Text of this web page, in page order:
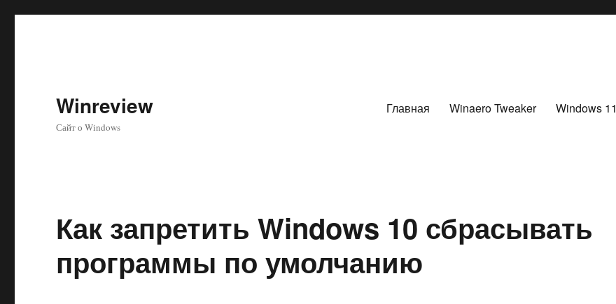
Winreview
Сайт о Windows
Главная Winaero Tweaker Windows 11
Как запретить Windows 10 сбрасывать
программы по умолчанию